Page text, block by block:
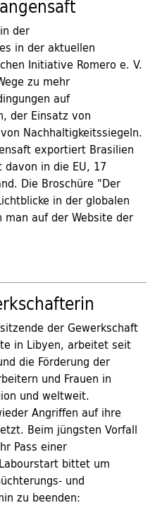
der
in der aktuellen
Initiative Romero e. V.
zu mehr
auf
der Einsatz von
Nachhaltigkeitssiegeln.
exportiert Brasilien
davon in die EU, 17
Die Broschüre "Der
in der globalen
auf der Website der
der Gewerkschaft
in Libyen, arbeitet seit
die Förderung der
und Frauen in
und weltweit.
Angriffen auf ihre
Beim jüngsten Vorfall
Pass einer
bittet um
und
zu beenden: